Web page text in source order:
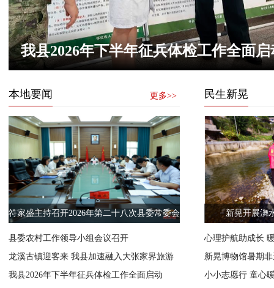
我县开展消防安全知识培
本地要闻 更多>>
符家盛主持召开2026年第二十八次县委常委会
会议
县委农村工作领导小组会议召开
龙溪古镇迎客来 我县加速融入大张家界旅游
环线
我县2026年下半年征兵体检工作全面启动
民生新晃
新晃开展㵲
心理护航助成长
新晃博物馆暑期
小小志愿行 童心